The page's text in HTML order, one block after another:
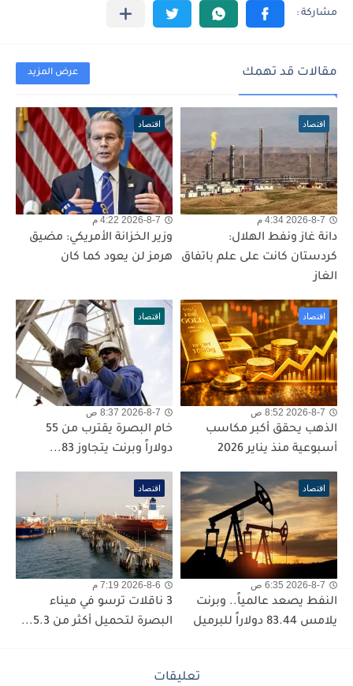
مقالات قد تهمك عرض المزيد
اقتصاد
2026-8-7 4:34 م
دانة غاز ونفط الهلال:
كردستان كانت على علم باتفاق
الغاز
اقتصاد
2026-8-7 4:22 م
وزير الخزانة الأمريكي: مضيق
هرمز لن يعود كما كان
اقتصاد
2026-8-7 8:52 ص
الذهب يحقق أكبر مكاسب
أسبوعية منذ يناير 2026
اقتصاد
2026-8-7 8:37 ص
خام البصرة يقترب من 55
دولاراً وبرنت يتجاوز 83...
اقتصاد
2026-8-7 6:35 ص
النفط يصعد عالمياً.. وبرنت
يلامس 83.44 دولاراً للبرميل
اقتصاد
2026-8-6 7:19 م
3 ناقلات ترسو في ميناء
البصرة لتحميل أكثر من 5.3...
تعليقات